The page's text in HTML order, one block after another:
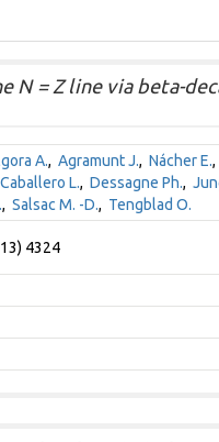
= Z line via beta-
A., Agramunt J., Nácher E.,
Caballero L., Dessagne Ph.,
, Salsac M. -D., Tengblad O.
4324